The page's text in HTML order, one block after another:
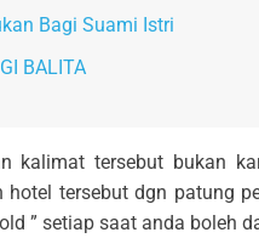
Bagi Suami Istri
BALITA
kalimat tersebut bukan
hotel tersebut dgn patung
” setiap saat anda boleh